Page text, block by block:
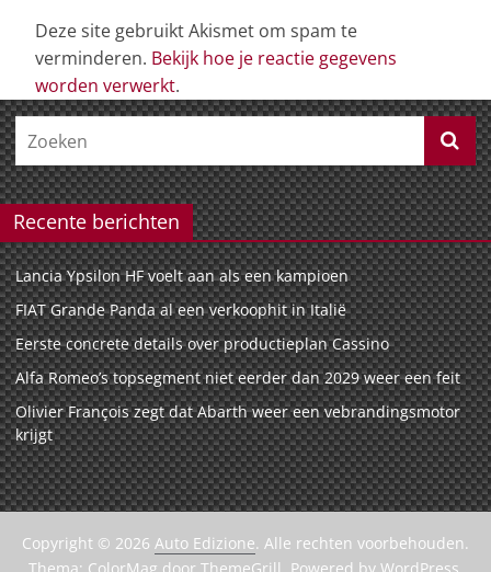
Deze site gebruikt Akismet om spam te
verminderen. Bekijk hoe je reactie gegevens
worden verwerkt.
Recente berichten
Lancia Ypsilon HF voelt aan als een kampioen
FIAT Grande Panda al een verkoophit in Italië
Eerste concrete details over productieplan Cassino
Alfa Romeo’s topsegment niet eerder dan 2029 weer een feit
Olivier François zegt dat Abarth weer een vebrandingsmotor
krijgt
Copyright © 2026 Auto Edizione. Alle rechten voorbehouden.